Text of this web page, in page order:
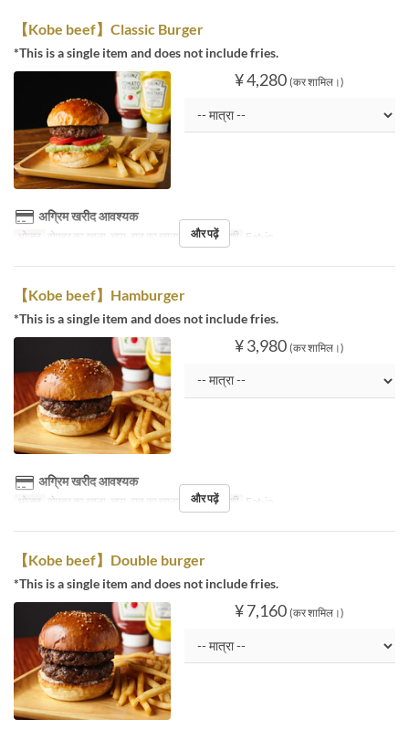
【Kobe beef】Classic Burger
*This is a single item and does not include fries.
¥ 4,280 (कर शामिल।)
अग्रिम खरीद आवश्यक
भोजन दोपहर का खाना, चाय, रात का खाना सीट की श्रेणी Eat-in
और पढ़ें
【Kobe beef】Hamburger
*This is a single item and does not include fries.
¥ 3,980 (कर शामिल।)
अग्रिम खरीद आवश्यक
भोजन दोपहर का खाना, चाय, रात का खाना सीट की श्रेणी Eat-in
और पढ़ें
【Kobe beef】Double burger
*This is a single item and does not include fries.
¥ 7,160 (कर शामिल।)